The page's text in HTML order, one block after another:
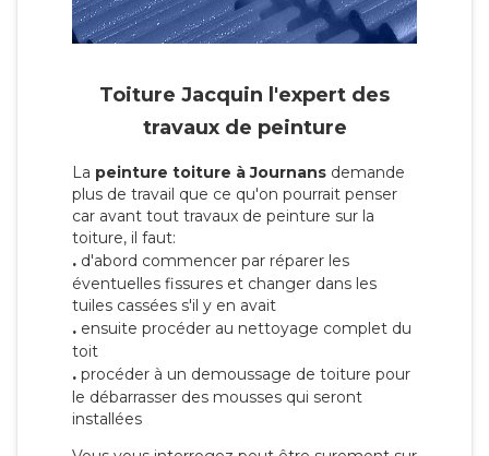
Toiture Jacquin l'expert des
travaux de peinture
La peinture toiture à Journans demande
plus de travail que ce qu'on pourrait penser
car avant tout travaux de peinture sur la
toiture, il faut:
. d'abord commencer par réparer les
éventuelles fissures et changer dans les
tuiles cassées s'il y en avait
. ensuite procéder au nettoyage complet du
toit
. procéder à un demoussage de toiture pour
le débarrasser des mousses qui seront
installées